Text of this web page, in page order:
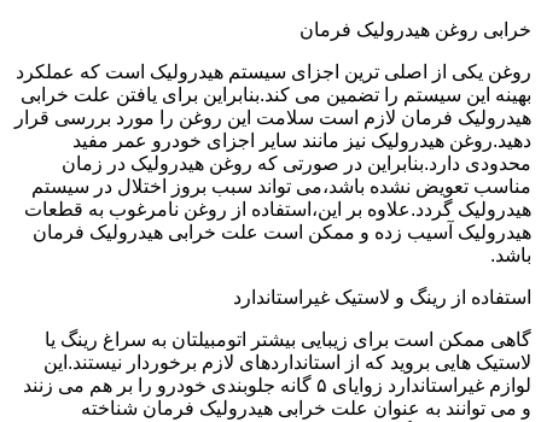
خرابی روغن هیدرولیک فرمان
روغن یکی از اصلی ترین اجزای سیستم هیدرولیک است که عملکرد
بهینه این سیستم را تضمین می کند.بنابراین برای یافتن علت خرابی
هیدرولیک فرمان لازم است سلامت این روغن را مورد بررسی قرار
دهید.روغن هیدرولیک نیز مانند سایر اجزای خودرو عمر مفید
محدودی دارد.بنابراین در صورتی که روغن هیدرولیک در زمان
مناسب تعویض نشده باشد،می تواند سبب بروز اختلال در سیستم
هیدرولیک گردد.علاوه بر این،استفاده از روغن نامرغوب به قطعات
هیدرولیک آسیب زده و ممکن است علت خرابی هیدرولیک فرمان
باشد.
استفاده از رینگ و لاستیک غیراستاندارد
گاهی ممکن است برای زیبایی بیشتر اتومبیلتان به سراغ رینگ یا
لاستیک هایی بروید که از استانداردهای لازم برخوردار نیستند.این
لوازم غیراستاندارد زوایای ۵ گانه جلوبندی خودرو را بر هم می زنند
و می توانند به عنوان علت خرابی هیدرولیک فرمان شناخته